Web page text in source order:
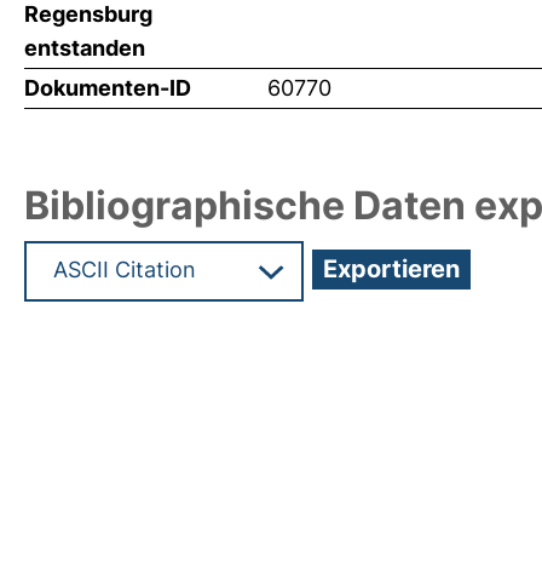
Regensburg
entstanden
Dokumenten-ID 60770
Bibliographische Daten